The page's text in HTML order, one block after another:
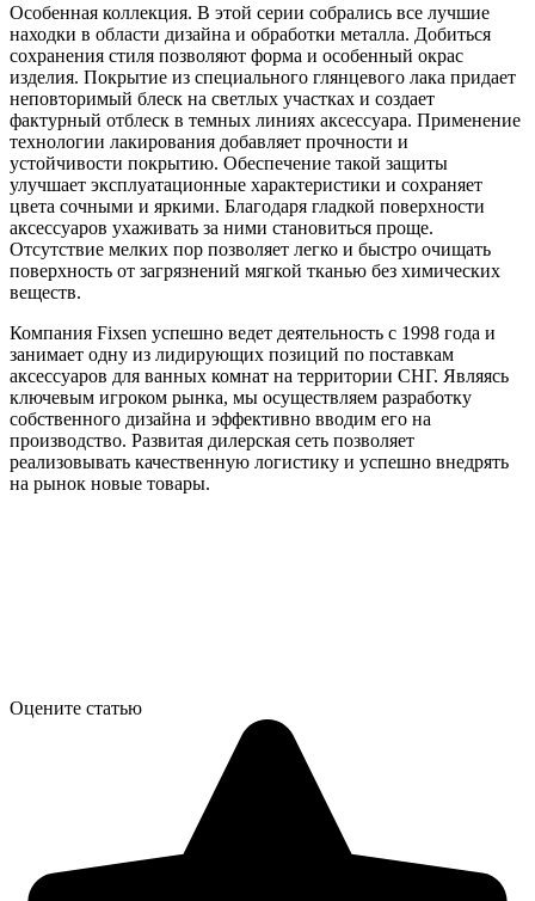
Особенная коллекция. В этой серии собрались все лучшие
находки в области дизайна и обработки металла. Добиться
сохранения стиля позволяют форма и особенный окрас
изделия. Покрытие из специального глянцевого лака придает
неповторимый блеск на светлых участках и создает
фактурный отблеск в темных линиях аксессуара. Применение
технологии лакирования добавляет прочности и
устойчивости покрытию. Обеспечение такой защиты
улучшает эксплуатационные характеристики и сохраняет
цвета сочными и яркими. Благодаря гладкой поверхности
аксессуаров ухаживать за ними становиться проще.
Отсутствие мелких пор позволяет легко и быстро очищать
поверхность от загрязнений мягкой тканью без химических
веществ.
Компания Fixsen успешно ведет деятельность с 1998 года и
занимает одну из лидирующих позиций по поставкам
аксессуаров для ванных комнат на территории СНГ. Являясь
ключевым игроком рынка, мы осуществляем разработку
собственного дизайна и эффективно вводим его на
производство. Развитая дилерская сеть позволяет
реализовывать качественную логистику и успешно внедрять
на рынок новые товары.
Оцените статью